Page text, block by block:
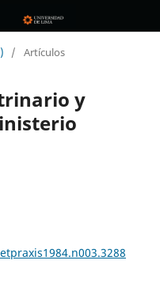
/ Artículos
y